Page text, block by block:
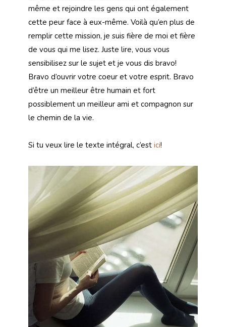
même et rejoindre les gens qui ont également
cette peur face à eux-même. Voilà qu’en plus de
remplir cette mission, je suis fière de moi et fière
de vous qui me lisez. Juste lire, vous vous
sensibilisez sur le sujet et je vous dis bravo!
Bravo d’ouvrir votre coeur et votre esprit. Bravo
d’être un meilleur être humain et fort
possiblement un meilleur ami et compagnon sur
le chemin de la vie.
Si tu veux lire le texte intégral, c’est ici!